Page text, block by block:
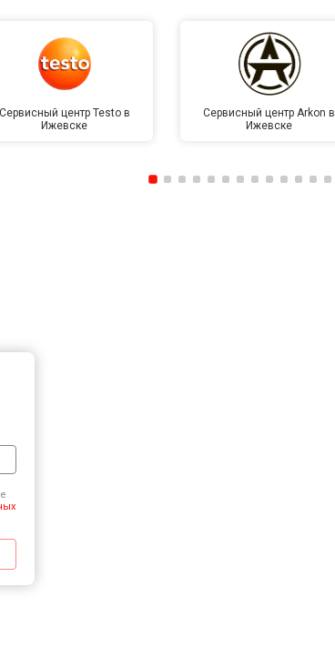
Сервисный центр Testo в
Ижевске
Сервисный центр Arkon в
Ижевске